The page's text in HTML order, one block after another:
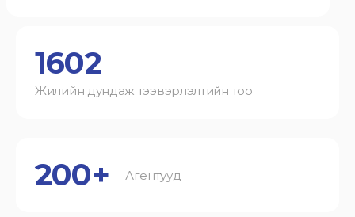
1602
Жилийн дундаж тээвэрлэлтийн тоо
200+ Агентууд